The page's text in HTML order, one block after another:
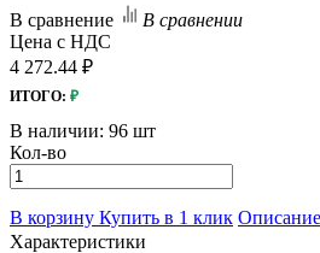
В сравнение
В сравнении
Цена с НДС
4 272.44 ₽
ИТОГО: ₽
В наличии: 96 шт
Кол-во
В корзину Купить в 1 клик Описание
Характеристики